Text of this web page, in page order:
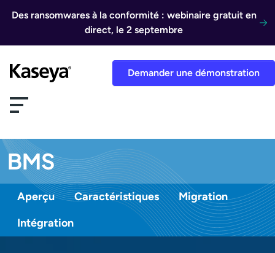
Des ransomwares à la conformité : webinaire gratuit en
direct, le 2 septembre
Demander une démonstration
BMS
Aperçu Caractéristiques
Migration
Intégration